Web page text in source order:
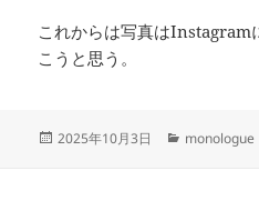
これからは写真はInstagram
こうと思う。
投
2025年10月3日
カ
monologue